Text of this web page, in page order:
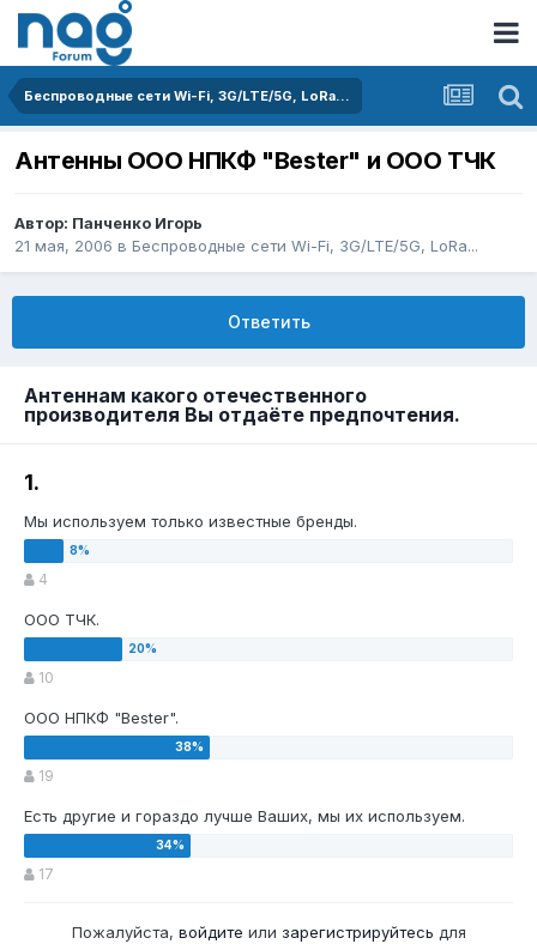
Беспроводные сети Wi-Fi, 3G/LTE/5G, LoRa...
Антенны ООО НПКФ "Bester" и ООО ТЧК
Автор: Панченко Игорь
21 мая, 2006 в Беспроводные сети Wi-Fi, 3G/LTE/5G, LoRa...
Ответить
Антеннам какого отечественного
производителя Вы отдаёте предпочтения.
1.
Мы используем только известные бренды.
4
ООО ТЧК.
10
ООО НПКФ "Bester".
19
Есть другие и гораздо лучше Ваших, мы их используем.
17
Пожалуйста, войдите или зарегистрируйтесь для